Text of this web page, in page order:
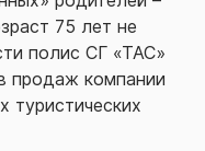
75 лет не
полис СГ «ТАС»
продаж компании
туристических